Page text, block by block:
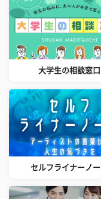
大学生の相談窓口
セルフライナーノ